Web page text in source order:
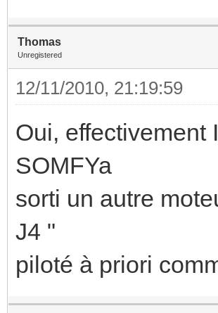
Thomas
Unregistered
12/11/2010, 21:19:59
Oui, effectivement
SOMFYa
sorti un autre
J4 "
piloté à priori